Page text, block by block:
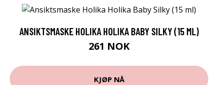
ANSIKTSMASKE HOLIKA HOLIKA BABY SILKY (15 ML)
261 NOK
KJØP NÅ